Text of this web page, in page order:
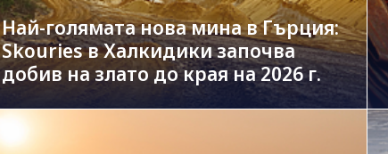
Най-голямата нова мина в Гърция:
Skouries в Халкидики започва
добив на злато до края на 2026 г.